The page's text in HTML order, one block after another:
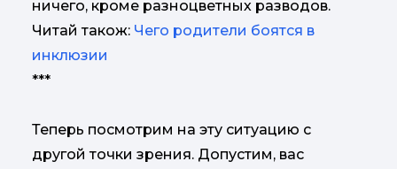
ничего, кроме разноцветных разводов.
Читай також: Чего родители боятся в
инклюзии
***
Теперь посмотрим на эту ситуацию с
другой точки зрения. Допустим, вас